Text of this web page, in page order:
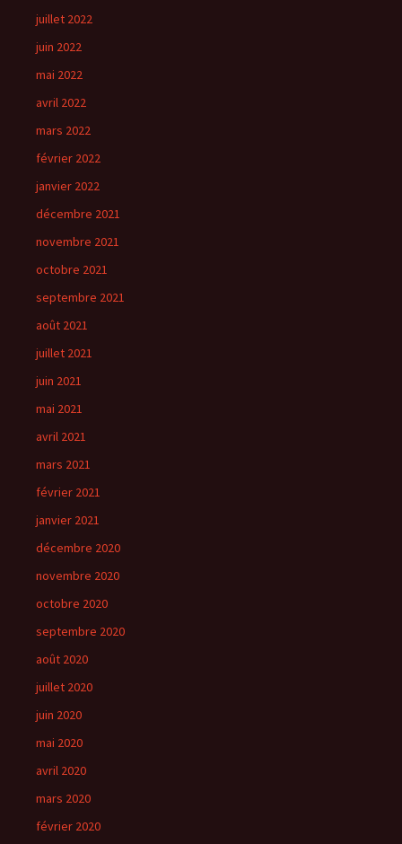
juillet 2022
juin 2022
mai 2022
avril 2022
mars 2022
février 2022
janvier 2022
décembre 2021
novembre 2021
octobre 2021
septembre 2021
août 2021
juillet 2021
juin 2021
mai 2021
avril 2021
mars 2021
février 2021
janvier 2021
décembre 2020
novembre 2020
octobre 2020
septembre 2020
août 2020
juillet 2020
juin 2020
mai 2020
avril 2020
mars 2020
février 2020